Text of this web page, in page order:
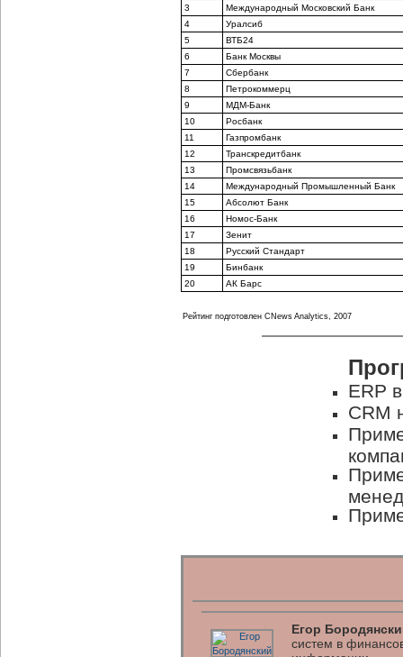
3
Международный Московский Банк
4
Уралсиб
5
ВТБ24
6
Банк Москвы
7
Сбербанк
8
Петрокоммерц
9
МДМ-Банк
10
Росбанк
11
Газпромбанк
12
Транскредитбанк
13
Промсвязьбанк
14
Международный Промышленный Банк
15
Абсолют Банк
16
Номос-Банк
17
Зенит
18
Русский Стандарт
19
Бинбанк
20
АК Барс
Рейтинг подготовлен CNews Analytics, 2007
ERP
CRM
Егор
систем в